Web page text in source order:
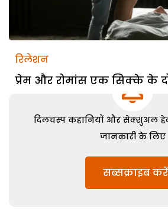
रिलेशन
प्रेम और रोमांस एक सिक्के के
दिलचस्प कहानियों और सेक्शुअल
जानकारी के लिए
सब्सक्राइब करें